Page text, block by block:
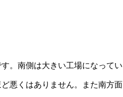
。南側は大きい工場になってい
悪くはありません。また南方面